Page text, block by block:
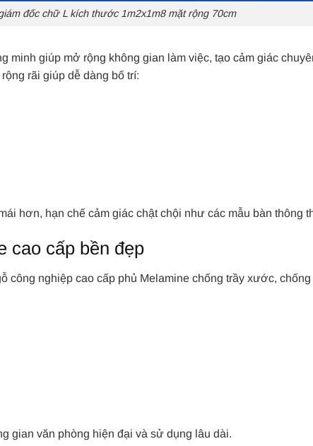
đốc chữ L kích thước 1m2x1m8 mặt rộng 70cm
minh giúp mở rộng không gian làm việc, tạo cảm giác
rãi giúp dễ dàng bố trí:
hơn, hạn chế cảm giác chật chội như các mẫu bàn thông
cao cấp bền đẹp
công nghiệp cao cấp phủ Melamine chống trầy xước, chống
gian văn phòng hiện đại và sử dụng lâu dài.